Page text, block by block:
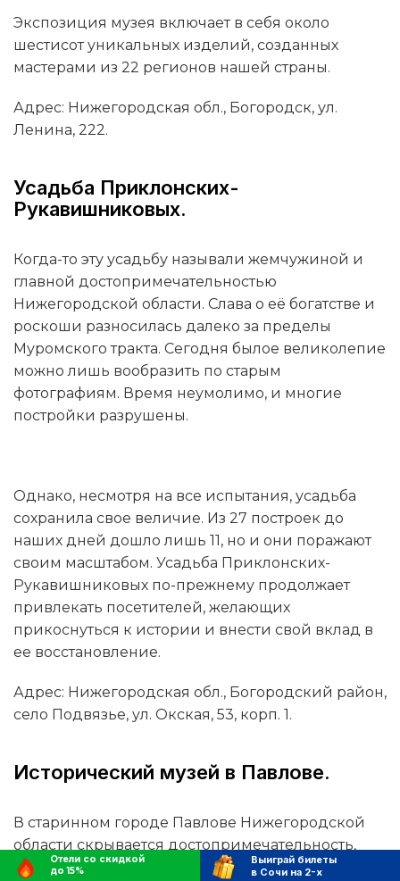
Экспозиция музея включает в себя около
шестисот уникальных изделий, созданных
мастерами из 22 регионов нашей страны.
Адрес: Нижегородская обл., Богородск, ул.
Ленина, 222.
Усадьба Приклонских-
Рукавишниковых.
Когда-то эту усадьбу называли жемчужиной и
главной достопримечательностью
Нижегородской области. Слава о её богатстве и
роскоши разносилась далеко за пределы
Муромского тракта. Сегодня былое великолепие
можно лишь вообразить по старым
фотографиям. Время неумолимо, и многие
постройки разрушены.
Однако, несмотря на все испытания, усадьба
сохранила свое величие. Из 27 построек до
наших дней дошло лишь 11, но и они поражают
своим масштабом. Усадьба Приклонских-
Рукавишниковых по-прежнему продолжает
привлекать посетителей, желающих
прикоснуться к истории и внести свой вклад в
ее восстановление.
Адрес: Нижегородская обл., Богородский район,
село Подвязье, ул. Окская, 53, корп. 1.
Исторический музей в Павлове.
В старинном городе Павлове Нижегородской
области скрывается достопримечательность,
хранящая память о талантливых мастерах
Отели со скидкой
до 15%
Выиграй билеты
в Сочи на 2-х